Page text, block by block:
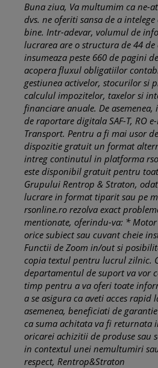
Buna ziua, Va multumim ca ne-
dvs. ne oferiti sansa de a
bine. Intr-adevar, volumul de
lucrarea are o structura de 44 de
insumeaza peste 660 de pagini
acopera fluxul obligatiilor
gestiunea activelor, stocurilor si
calculul impozitelor, taxelor si
financiare anuale. De
de raportare digitala SAF-T, RO
Transport. Pentru a fi mai usor
dispozitie gratuit un format
intreg continutul in platforma
este disponibil gratuit pentru
Grupului Rentrop & Straton,
lucrare in format tiparit sau pe
rsonline.ro rezolva exact
mentionate, oferindu-va: *
orice subiect sau cuvant cheie
Functii de Zoom in/out si
copia textul pentru lucrul zilnic.
departamentul de suport va vor
timp pentru a va oferi toate
a se asigura ca aveti acces rapid
asemenea, beneficiati de
ca suma achitata va fi returnata
oricarei achizitii de produse sau
in contextul unei nemultumiri
respect, Rentrop&Straton